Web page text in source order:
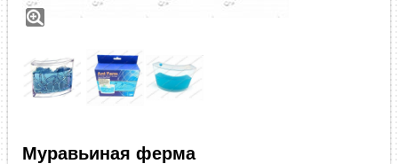
Муравьиная ферма